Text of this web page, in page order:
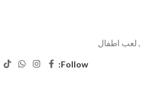
, لعب اطفال
Follow: